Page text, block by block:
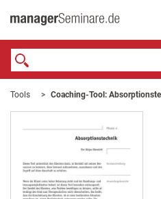
Tools Coaching-Tool: